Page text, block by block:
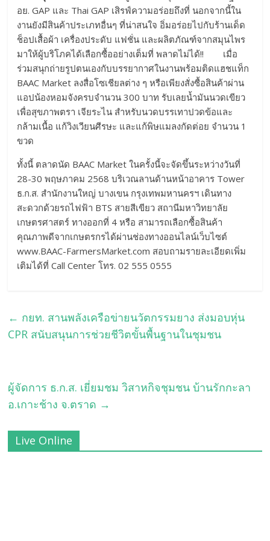
อย. GAP และ Thai GAP เสิรฟ์ความอร่อยถึงที่ นอกจากนี้ใน
งานยังมีสินค้าประเภทอื่นๆ ที่น่าสนใจ อิ่มอร่อยไปกับร้านเด็ด
ช็อปเสื้อผ้า เครื่องประดับ แฟชั่น และผลิตภัณฑ์จากสมุนไพร
มาให้ผู้บริโภคได้เลือกซื้ออย่างเต็มที่ พลาดไม่ได้!! เมื่อ
ร่วมสนุกถ่ายรูปตนเองกับบรรยากาศในงานพร้อมติดแฮชแท็ก
BAAC Market ลงสื่อโซเชียลต่าง ๆ หรือเพียงสั่งซื้อสินค้าผ่าน
แอปน้องหอมจังครบจำนวน 300 บาท รับเลยน้ำมันนวดเขียว
เพื่อสุขภาพตรา เจียระไน สำหรับนวดบรรเทาปวดข้อและ
กล้ามเนื้อ แก้วิงเวียนศีรษะ และแก้พิษแมลงกัดต่อย จำนวน 1
ขวด
ทั้งนี้ ตลาดนัด BAAC Market ในครั้งนี้จะจัดขึ้นระหว่างวันที่
28-30 พฤษภาคม 2568 บริเวณลานด้านหน้าอาคาร Tower
ธ.ก.ส. สำนักงานใหญ่ บางเขน กรุงเทพมหานครฯ เดินทาง
สะดวกด้วยรถไฟฟ้า BTS สายสีเขียว สถานีมหาวิทยาลัย
เกษตรศาสตร์ ทางออกที่ 4 หรือ สามารถเลือกซื้อสินค้า
คุณภาพดีจากเกษตรกรได้ผ่านช่องทางออนไลน์เว็บไซต์
www.BAAC-FarmersMarket.com สอบถามรายละเอียดเพิ่ม
เติมได้ที่ Call Center โทร. 02 555 0555
← กยท. สานพลังเครือข่ายนวัตกรรมยาง ส่งมอบหุ่น
CPR สนับสนุนการช่วยชีวิตขั้นพื้นฐานในชุมชน
ผู้จัดการ ธ.ก.ส. เยี่ยมชม วิสาหกิจชุมชน บ้านรักกะลา
อ.เกาะช้าง จ.ตราด →
Live Online